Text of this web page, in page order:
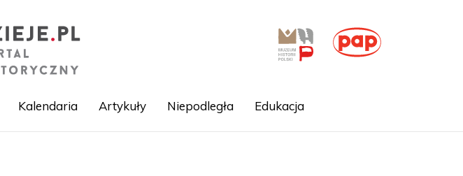
Kalendaria Artykuły Niepodległa Edukacja